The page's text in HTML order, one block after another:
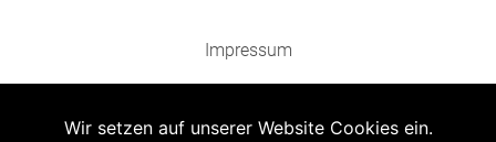
Impressum
Barrierefreiheit
Wir setzen auf unserer Website Cookies ein.